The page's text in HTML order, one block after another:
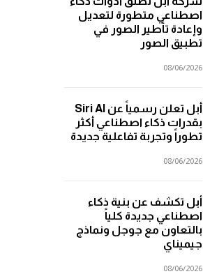
اصطناعي متطورة لتعديل
وإعادة تأطير الصور في
تطبيق الصور
08/06/2026
أبل تعلن رسمياً عن Siri AI
بقدرات ذكاء اصطناعي أكثر
تطوراً وتجربة تفاعلية جديدة
08/06/2026
أبل تكشف عن بنية ذكاء
اصطناعي جديدة كلياً
بالتعاون مع جوجل ونماذج
جيميناي
08/06/2026